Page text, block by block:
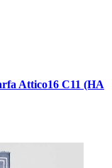
Attico16 C11 (НА